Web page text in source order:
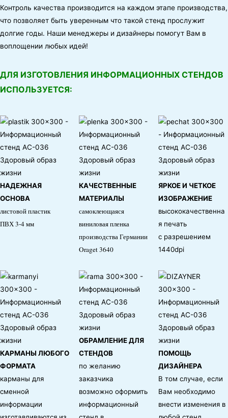
Контроль качества производится на каждом этапе производства,
что позволяет быть уверенным что такой стенд прослужит
долгие годы. Наши менеджеры и дизайнеры помогут Вам в
воплощении любых идей!
ДЛЯ ИЗГОТОВЛЕНИЯ ИНФОРМАЦИОННЫХ СТЕНДОВ
ИСПОЛЬЗУЕТСЯ:
НАДЕЖНАЯ
ОСНОВА
листовой пластик
ПВХ 3-4 мм
КАЧЕСТВЕННЫЕ
МАТЕРИАЛЫ
самоклеющаяся
виниловая пленка
производства Германии
Oraget 3640
ЯРКОЕ И ЧЕТКОЕ
ИЗОБРАЖЕНИЕ
высококачественна
я печать
с разрешением
1440dpi
КАРМАНЫ ЛЮБОГО
ФОРМАТА
карманы для
сменной
информации
ОБРАМЛЕНИЕ ДЛЯ
СТЕНДОВ
по желанию
заказчика
возможно оформить
информационный
ПОМОЩЬ
ДИЗАЙНЕРА
В том случае, если
Вам необходимо
внести изменения в